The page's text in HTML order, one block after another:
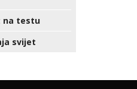
na testu
svijet